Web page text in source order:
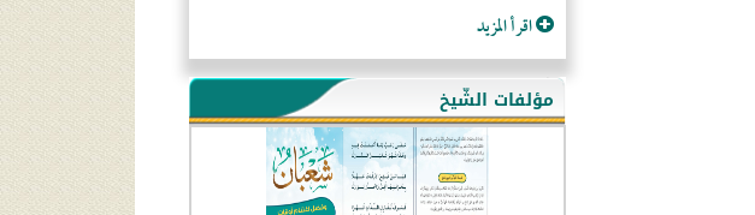
اقرأ المزيد
مؤلفات الشّيخ